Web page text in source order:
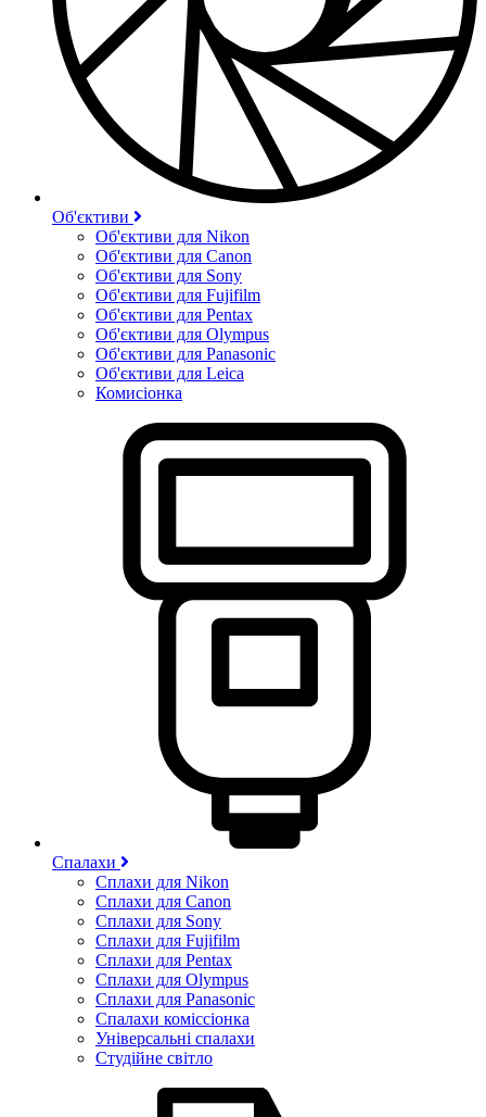
Об'єктиви
Об'єктиви для Nikon
Об'єктиви для Canon
Об'єктиви для Sony
Об'єктиви для Fujifilm
Об'єктиви для Pentax
Об'єктиви для Olympus
Об'єктиви для Panasonic
Об'єктиви для Leica
Комисіонка
Спалахи
Сплахи для Nikon
Сплахи для Canon
Сплахи для Sony
Сплахи для Fujifilm
Сплахи для Pentax
Сплахи для Olympus
Сплахи для Panasonic
Спалахи коміссіонка
Універсальні спалахи
Студійне світло